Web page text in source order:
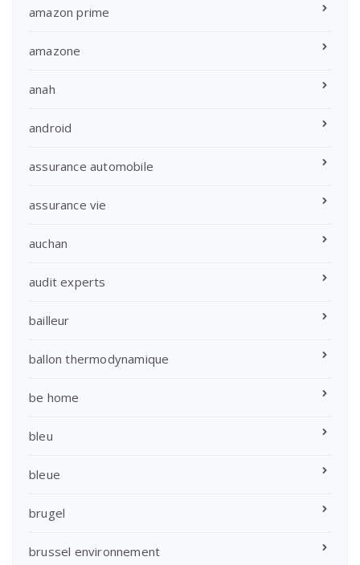
amazon prime
amazone
anah
android
assurance automobile
assurance vie
auchan
audit experts
bailleur
ballon thermodynamique
be home
bleu
bleue
brugel
brussel environnement